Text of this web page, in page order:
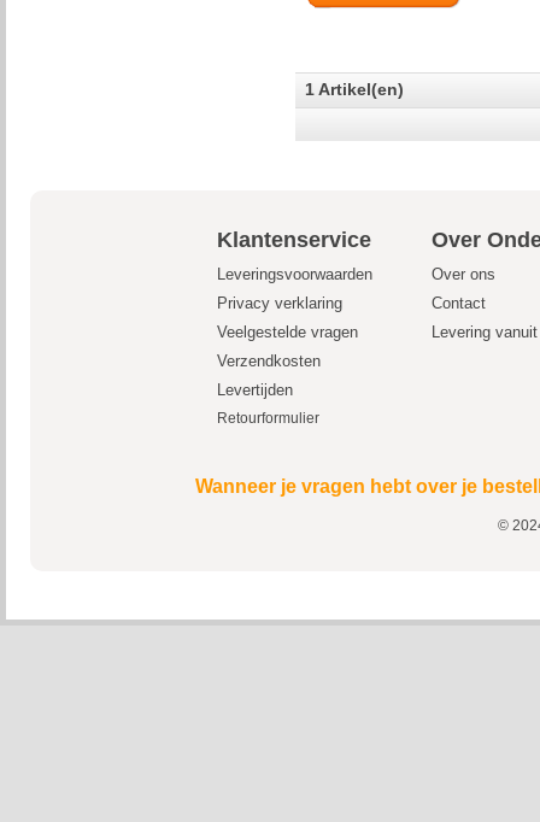
1 Artikel(en)
Klantenservice Over
Leveringsvoorwaarden
Over ons
Privacy verklaring
Contact
Veelgestelde vragen
Levering
Verzendkosten
Levertijden
Retourformulier
Wanneer je vragen hebt over je
©